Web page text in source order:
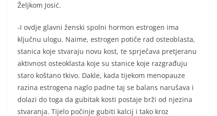
Željkom Josić.
-I ovdje glavni ženski spolni hormon estrogen ima
ključnu ulogu. Naime, estrogen potiče rad osteoblasta,
stanica koje stvaraju novu kost, te sprječava pretjeranu
aktivnost osteoklasta koje su stanice koje razgrađuju
staro koštano tkivo. Dakle, kada tijekom menopauze
razina estrogena naglo padne taj se balans narušava i
dolazi do toga da gubitak kosti postaje brži od njezina
stvaranja. Tijelo počinje gubiti kalcij i tako kroz